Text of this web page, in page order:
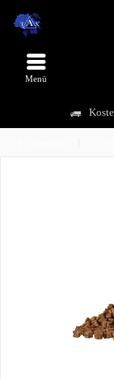
Menü